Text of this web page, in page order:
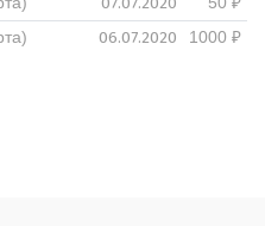
06.07.2020 1000 ₽